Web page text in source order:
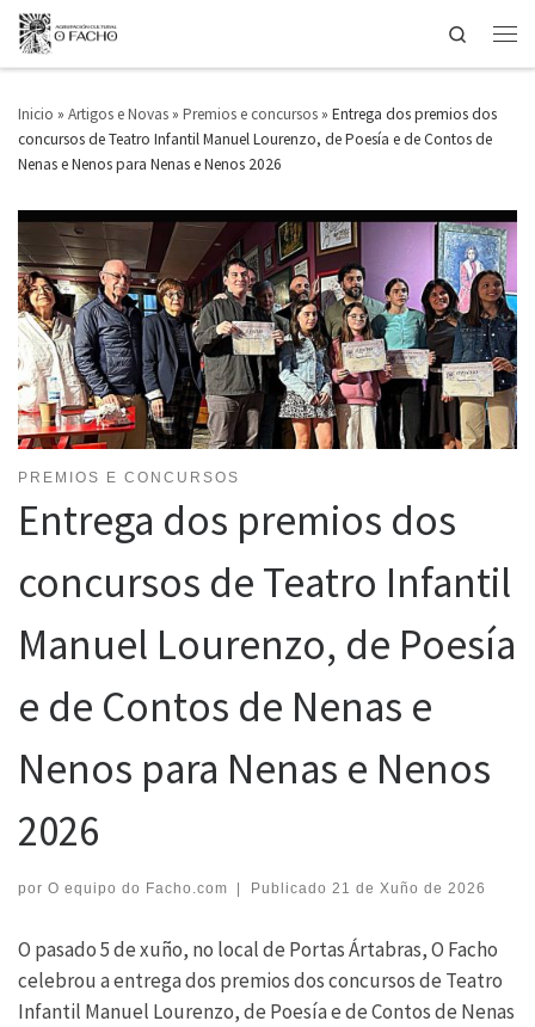
Saltar ao contido
Search
Inicio » Artigos e Novas » Premios e concursos » Entrega dos premios dos
concursos de Teatro Infantil Manuel Lourenzo, de Poesía e de Contos de
Nenas e Nenos para Nenas e Nenos 2026
PREMIOS E CONCURSOS
Entrega dos premios dos
concursos de Teatro Infantil
Manuel Lourenzo, de Poesía
e de Contos de Nenas e
Nenos para Nenas e Nenos
2026
por O equipo do Facho.com Publicado 21 de Xuño de 2026
O pasado 5 de xuño, no local de Portas Ártabras, O Facho
celebrou a entrega dos premios dos concursos de Teatro
Infantil Manuel Lourenzo, de Poesía e de Contos de Nenas